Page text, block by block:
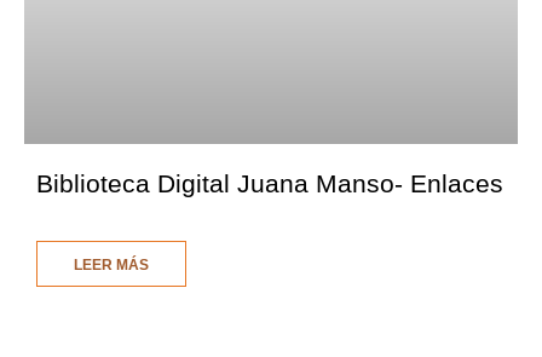
Biblioteca Digital Juana Manso- Enlaces
LEER MÁS